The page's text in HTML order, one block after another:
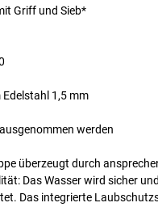
Griff und Sieb*
1,5 mm
werden
überzeugt durch
Das Wasser wird sicher
Das integrierte